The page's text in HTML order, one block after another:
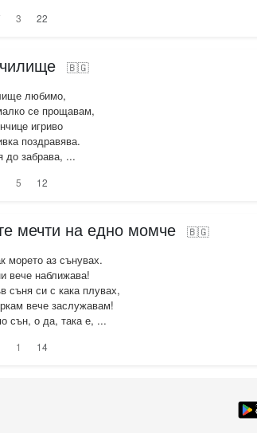
3 22
🇧🇬
любимо,
се прощавам,
игриво
поздравява.
до забрава, ...
5 12
мечти на едно момче 🇧🇬
морето аз сънувах.
вече наближава!
съня си с кака плувах,
вече заслужавам!
сън, о да, така е, ...
1 14